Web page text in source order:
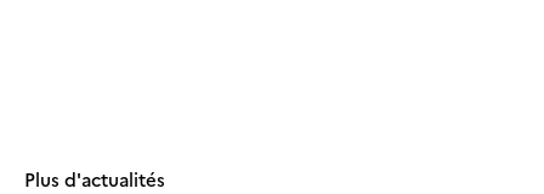
Plus d'actualités